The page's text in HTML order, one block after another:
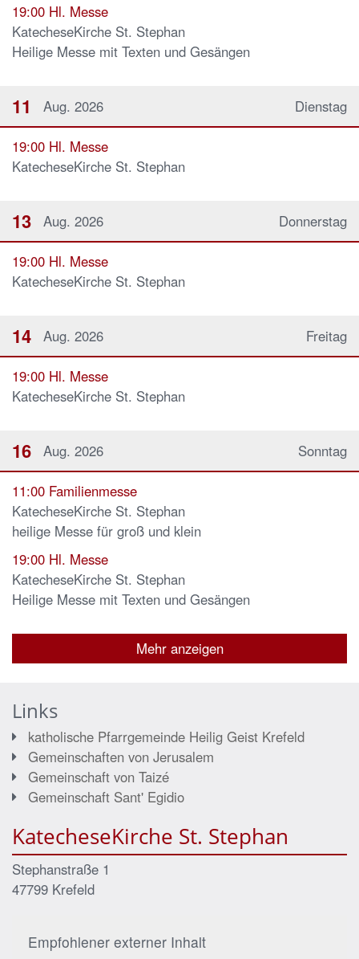
19:00 Hl. Messe
KatecheseKirche St. Stephan
Heilige Messe mit Texten und Gesängen
Dienstag
11 Aug. 2026
19:00 Hl. Messe
KatecheseKirche St. Stephan
Donnerstag
13 Aug. 2026
19:00 Hl. Messe
KatecheseKirche St. Stephan
Freitag
14 Aug. 2026
19:00 Hl. Messe
KatecheseKirche St. Stephan
Sonntag
16 Aug. 2026
11:00 Familienmesse
KatecheseKirche St. Stephan
heilige Messe für groß und klein
19:00 Hl. Messe
KatecheseKirche St. Stephan
Heilige Messe mit Texten und Gesängen
Mehr anzeigen
Links
katholische Pfarrgemeinde Heilig Geist Krefeld
Gemeinschaften von Jerusalem
Gemeinschaft von Taizé
Gemeinschaft Sant' Egidio
KatecheseKirche St. Stephan
Stephanstraße 1
47799 Krefeld
Empfohlener externer Inhalt